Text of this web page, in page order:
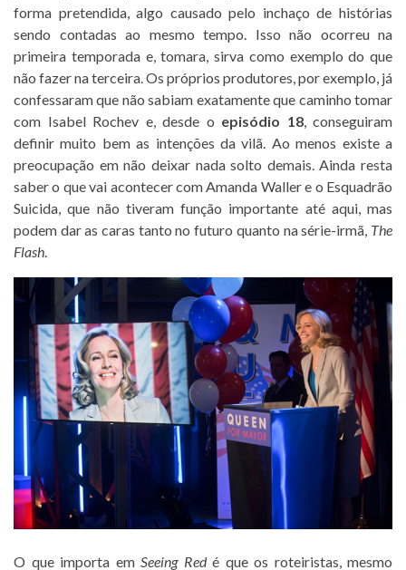
forma pretendida, algo causado pelo inchaço de histórias
sendo contadas ao mesmo tempo. Isso não ocorreu na
primeira temporada e, tomara, sirva como exemplo do que
não fazer na terceira. Os próprios produtores, por exemplo, já
confessaram que não sabiam exatamente que caminho tomar
com Isabel Rochev e, desde o episódio 18, conseguiram
definir muito bem as intenções da vilã. Ao menos existe a
preocupação em não deixar nada solto demais. Ainda resta
saber o que vai acontecer com Amanda Waller e o Esquadrão
Suicida, que não tiveram função importante até aqui, mas
podem dar as caras tanto no futuro quanto na série-irmã, The
Flash.
O que importa em Seeing Redé que os roteiristas, mesmo